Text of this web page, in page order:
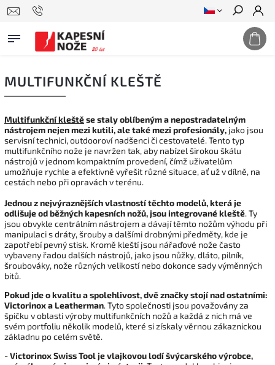
Hledat
MULTIFUNKČNÍ KLEŠTĚ
Multifunkční kleštěse staly oblíbeným a nepostradatelným
nástrojem nejen mezi kutili, ale také mezi profesionály, jako jsou
servisní technici, outdooroví nadšenci či cestovatelé. Tento typ
multifunkčního nože je navržen tak, aby nabízel širokou škálu
nástrojů v jednom kompaktním provedení, čímž uživatelům
umožňuje rychle a efektivně vyřešit různé situace, ať už v dílně, na
cestách nebo při opravách v terénu.
Jednou z nejvýraznějších vlastností těchto modelů, která je
odlišuje od běžných kapesních nožů, jsou integrované kleště. Ty
jsou obvykle centrálním nástrojem a dávají těmto nožům výhodu při
manipulaci s dráty, šrouby a dalšími drobnými předměty, kde je
zapotřebí pevný stisk. Kromě kleští jsou nářaďové nože často
vybaveny řadou dalších nástrojů, jako jsou nůžky, dláto, pilník,
šroubováky, nože různých velikostí nebo dokonce sady výměnných
bitů.
Pokud jde o kvalitu a spolehlivost, dvě značky stojí nad ostatními:
Victorinox a Leatherman. Tyto společnosti jsou považovány za
špičku v oblasti výroby multifunkčních nožů a každá z nich má ve
svém portfoliu několik modelů, které si získaly věrnou zákaznickou
základnu po celém světě.
-Victorinox Swiss Tool je vlajkovou lodí švýcarského výrobce,